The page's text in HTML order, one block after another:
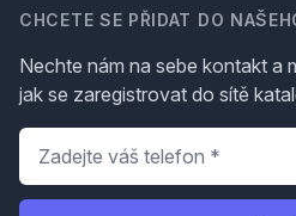
CHCETE SE PŘIDAT DO
Nechte nám na sebe kontakt a
jak se zaregistrovat do sítě
Telefon